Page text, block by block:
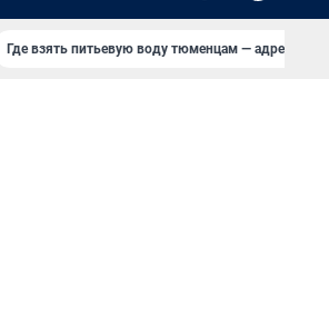
Где взять питьевую воду тюменцам — адреса